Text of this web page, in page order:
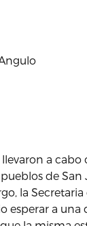
a cabo
de San
la
esperar a una